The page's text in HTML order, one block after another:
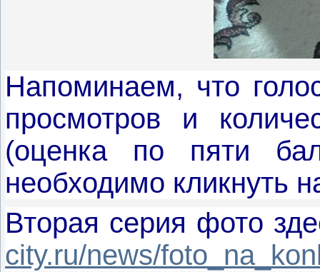
Напоминаем, что
просмотров и
(оценка по пяти
необходимо кликнуть
Вторая серия фото
city.ru/news/